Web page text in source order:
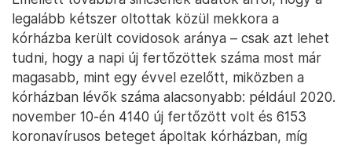
legalább kétszer oltottak közül mekkora a
kórházba került covidosok aránya – csak azt lehet
tudni, hogy a napi új fertőzöttek száma most már
magasabb, mint egy évvel ezelőtt, miközben a
kórházban lévők száma alacsonyabb: például 2020.
november 10-én 4140 új fertőzött volt és 6153
koronavírusos beteget ápoltak kórházban, míg